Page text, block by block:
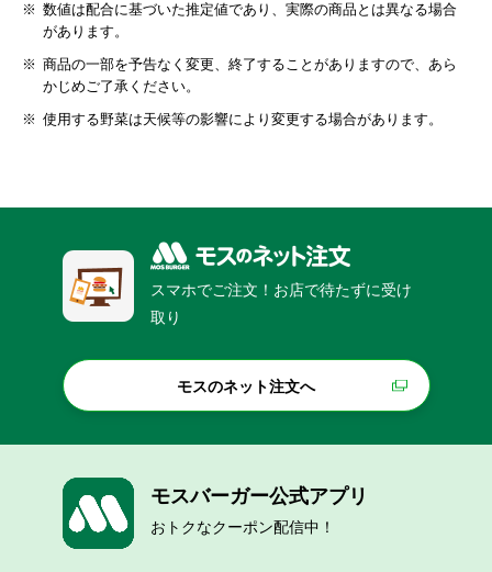
数値は配合に基づいた推定値であり、実際の商品とは異なる場合
があります。
商品の一部を予告なく変更、終了することがありますので、あら
かじめご了承ください。
使用する野菜は天候等の影響により変更する場合があります。
スマホでご注文！お店で待たずに受け
取り
モスのネット注文へ
モスバーガー公式アプリ
おトクなクーポン配信中！